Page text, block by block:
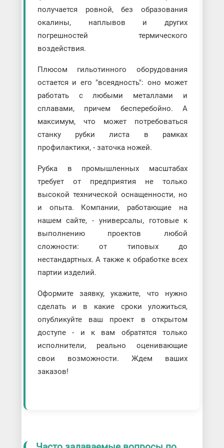
получается ровной, без образования
окалины, наплывов и других
погрешностей термического
воздействия.
Плюсом гильотинного оборудования
остается и его "всеядность": оно может
работать с любыми металлами и
сплавами, причем бесперебойно. А
максимум, что может потребоваться
станку рубки листа в рамках
профилактики, - заточка ножей.
Рубка в промышленных масштабах
требует от предприятия не только
высокой технической оснащенности, но
и опыта. Компании, работающие на
нашем сайте, - универсалы, готовые к
выполнению проектов любой
сложности: от типовых до
нестандартных. А также к обработке всех
партии изделий.
Оформите заявку, укажите, что нужно
сделать и в какие сроки уложиться,
опубликуйте ваш проект в открытом
доступе - и к вам обратятся только
исполнители, реально оценивающие
свои возможности. Ждем ваших
заказов!